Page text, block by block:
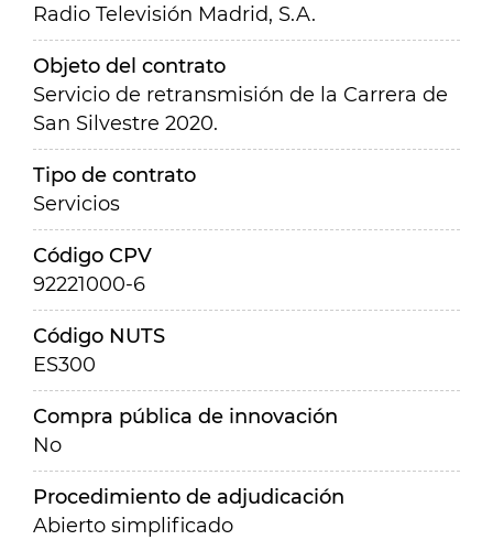
Radio Televisión Madrid, S.A.
Objeto del contrato
Servicio de retransmisión de la Carrera de
San Silvestre 2020.
Tipo de contrato
Servicios
Código CPV
92221000-6
Código NUTS
ES300
Compra pública de innovación
No
Procedimiento de adjudicación
Abierto simplificado